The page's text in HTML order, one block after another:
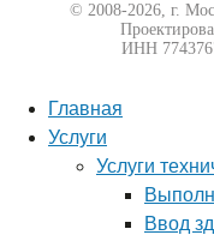
© 2008-2026, г.
ИНН
Главная
Услуги
Услуги
Ввод